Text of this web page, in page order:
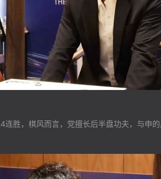
，棋风而言，党擅长后半盘功夫，与申